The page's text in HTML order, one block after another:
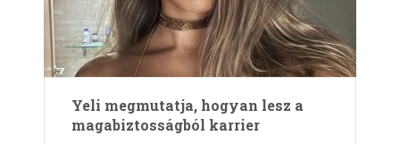
Yeli megmutatja, hogyan lesz a
magabiztosságból karrier